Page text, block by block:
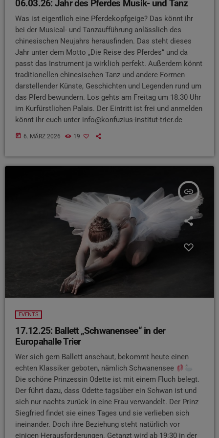
06.03.26: Jahr des Pferdes Musik- und Tanz
Was ist eigentlich eine Pferdekopfgeige? Das könnt ihr
bei der Musical- und Tanzaufführung anlässlich des
chinesischen Neujahrs herausfinden. Das steht dieses
Jahr unter dem Motto „Die Reise des Pferdes“ und da
passt das Instrument ja wirklich perfekt. Außerdem könnt
traditionellen chinesischen Tanz und andere Formen
darstellender Künste, Geschichten und Legenden rund um
das Pferd bewundern. Los gehts am Freitag um 18.30 Uhr
im Kurfürstlichen Palais. Der Eintritt ist frei und anmelden
könnt ihr euch unter info@konfuzius-institut-trier.de
today 6. MÄRZ 2026 19
insert_link
EVENTS
17.12.25: Ballett „Schwanensee“ in der
Europahalle Trier
Wer sich gern Ballett anschaut, bekommt heute einen
echten Klassiker geboten, nämlich Schwanensee
Die schöne Prinzessin Odette ist mit einem Fluch belegt.
Der führt dazu, dass Odette tagsüber ein Schwan ist und
sich nur nachts zurück in eine Frau verwandelt. Der Prinz
Siegfried findet sie eines Tages und sie verlieben sich
ineinander. Doch ihre Beziehung steht natürlich vor
einigen Herausforderungen. Getanzt wird ab 19:30 in der